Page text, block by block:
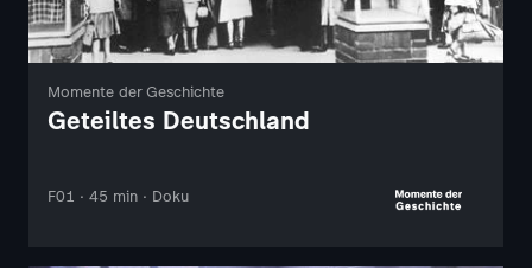
Momente der Geschichte
Geteiltes Deutschland
F01 · 45 min · Doku